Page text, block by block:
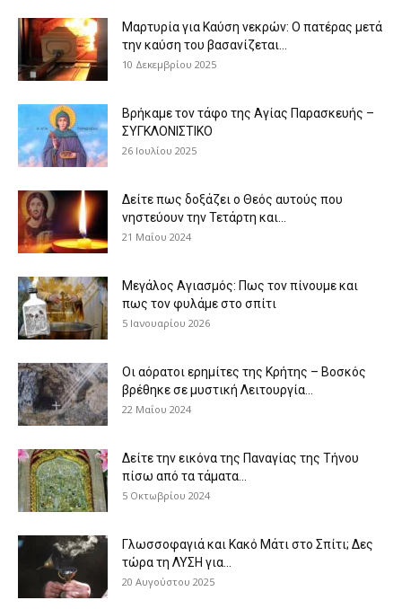
Μαρτυρία για Καύση νεκρών: Ο πατέρας μετά
την καύση του βασανίζεται...
10 Δεκεμβρίου 2025
Βρήκαμε τον τάφο της Αγίας Παρασκευής –
ΣΥΓΚΛΟΝΙΣΤΙΚΟ
26 Ιουλίου 2025
Δείτε πως δοξάζει ο Θεός αυτούς που
νηστεύουν την Τετάρτη και...
21 Μαΐου 2024
Μεγάλος Αγιασμός: Πως τον πίνουμε και
πως τον φυλάμε στο σπίτι
5 Ιανουαρίου 2026
Οι αόρατοι ερημίτες της Κρήτης – Βοσκός
βρέθηκε σε μυστική Λειτουργία...
22 Μαΐου 2024
Δείτε την εικόνα της Παναγίας της Τήνου
πίσω από τα τάματα...
5 Οκτωβρίου 2024
Γλωσσοφαγιά και Κακό Μάτι στο Σπίτι; Δες
τώρα τη ΛΥΣΗ για...
20 Αυγούστου 2025